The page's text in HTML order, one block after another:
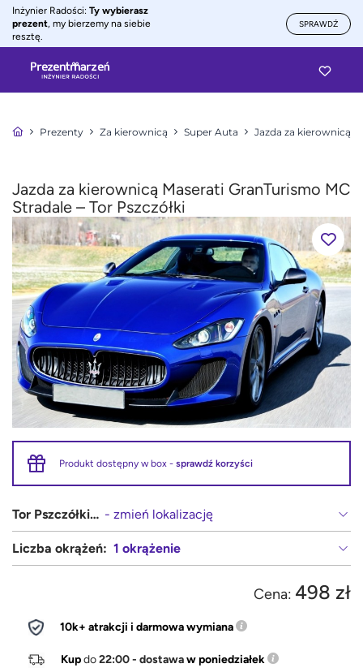
Inżynier Radości: Ty wybierasz
prezent, my bierzemy na siebie
resztę.
SPRAWDŹ
Prezenty Za kierownicą Super Auta Jazda za kierownicą
Jazda za kierownicą Maserati GranTurismo MC
Stradale – Tor Pszczółki
Produkt dostępny w box - sprawdź korzyści
Tor Pszczółki (Gdańsk, Pruszcz Gdański) - zmień lokalizację
Liczba okrążeń: 1 okrążenie
Cena: 498 zł
10k+ atrakcji i darmowa wymiana
Kupdo22:00 - dostawaw poniedziałek